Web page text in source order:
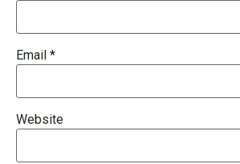
Email *
Website